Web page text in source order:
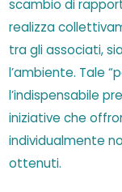
scambio di
realizza
tra gli associati,
l’ambiente. Tale
l’indispensabile
iniziative che
individualmente
ottenuti.